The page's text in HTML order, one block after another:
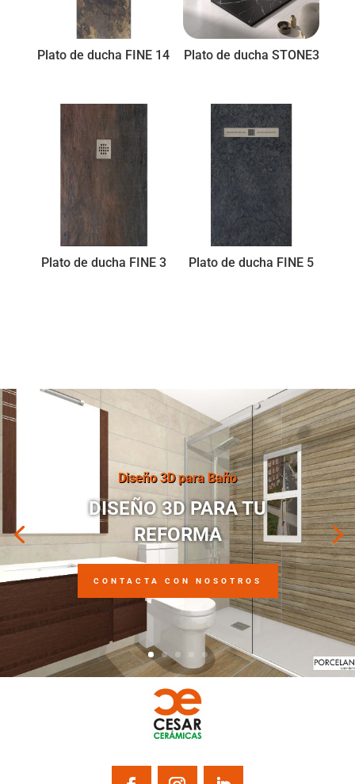
Plato de ducha FINE 14 Plato de ducha STONE3
Plato de ducha FINE 3 Plato de ducha FINE 5
Diseño 3D para Baño
DISEÑO 3D PARA TU
REFORMA
CONTACTA CON NOSOTROS